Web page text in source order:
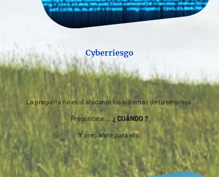
Cyberriesgo
La pregunta no es si atacaran los sistemas de tu empresa.
Pregúntate ... ¿ CUÁNDO ?
Y prepárate para ello.